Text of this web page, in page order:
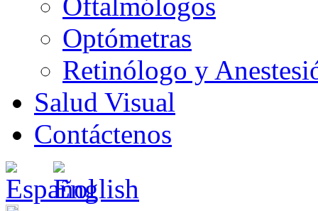
Optómetras
Retinólogo y
Salud Visual
Contáctenos